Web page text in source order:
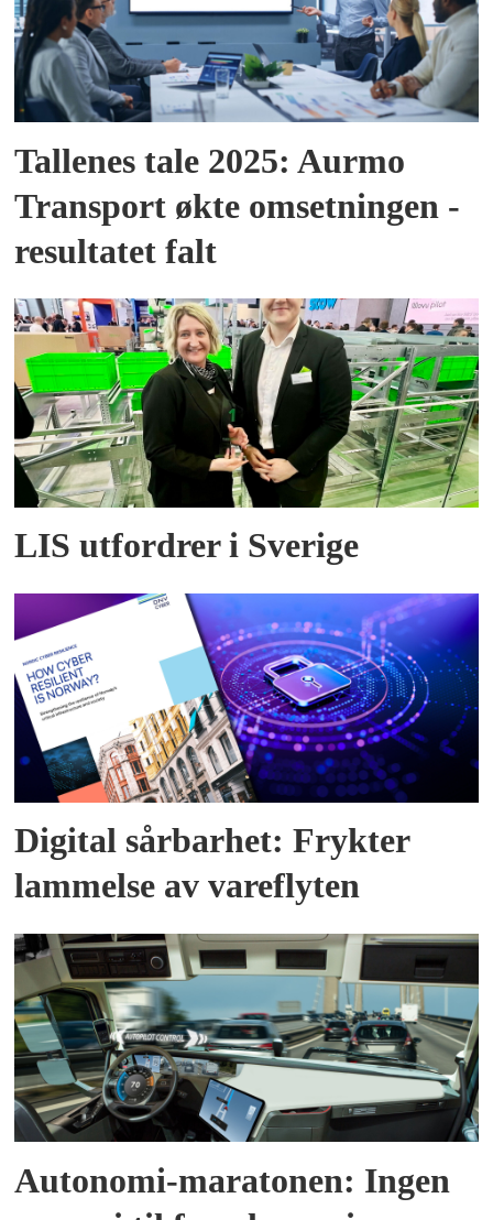
Tallenes tale 2025: Aurmo
Transport økte omsetningen -
resultatet falt
LIS utfordrer i Sverige
Digital sårbarhet: Frykter
lammelse av vareflyten
Autonomi-maratonen: Ingen